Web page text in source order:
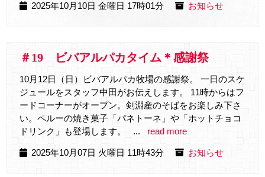
2025年10月10日 金曜日 17時01分 お知らせ
＃19 ビバアルパカタイム＊感謝祭
10月12日（日）ビバアルパカ牧場の感謝祭。 一日のスケ
ジュールをスタッフ中田がお伝えします。 11時からはフ
ードコーナーがオープン。剣淵産のそばをお楽しみ下さ
い。ペルーの焼き菓子「パネトーネ」や「ホットチョコ
ドリンク」も登場します。 ...
read more
2025年10月07日 火曜日 11時43分 お知らせ